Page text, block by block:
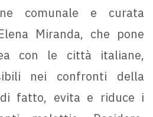
comunale e curata
Miranda, che pone
con le città italiane,
nei confronti della
di fatto, evita e riduce i